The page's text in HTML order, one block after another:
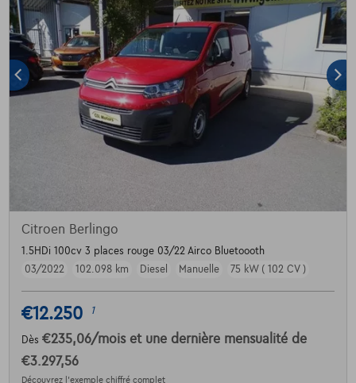
Citroen Berlingo
1.5HDi 100cv 3 places rouge 03/22 Airco Bluetoooth
03/2022
102.098 km Diesel Manuelle 75 kW ( 102 CV )
€12.250 1
Dès €235,06/mois et une dernière mensualité de
€3.297,56
Découvrez l’exemple chiffré complet